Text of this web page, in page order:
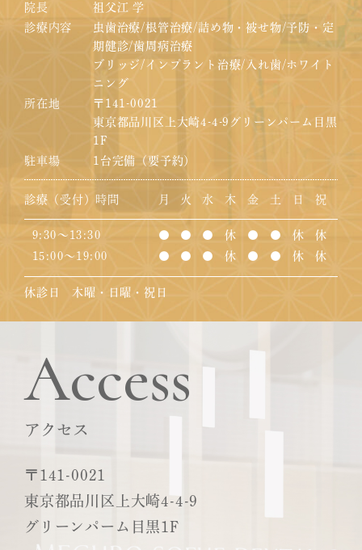
院長
祖父江 学
診療内容
虫歯治療/根管治療/詰め物・被せ物/予防・定
期健診/歯周病治療
ブリッジ/インプラント治療/入れ歯/ホワイト
ニング
所在地
〒141-0021
東京都品川区上大崎4-4-9グリーンパーム目黒
1F
駐車場
1台完備（要予約）
診療（受付）時間 月 火 水 木 金 土 日 祝
9:30～13:30 ● ● ● 休 ● ● 休
休
15:00～19:00
● ● ● 休 ● ● 休 休
休診日 木曜・日曜・祝日
Access
アクセス
〒141-0021
東京都品川区上大崎4-4-9
グリーンパーム目黒1F